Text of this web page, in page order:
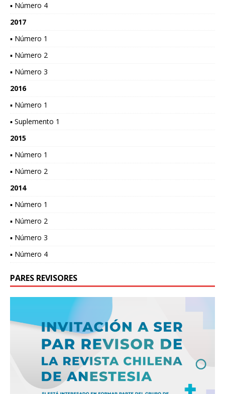
▪ Número 4
2017
▪ Número 1
▪ Número 2
▪ Número 3
2016
▪ Número 1
▪ Suplemento 1
2015
▪ Número 1
▪ Número 2
2014
▪ Número 1
▪ Número 2
▪ Número 3
▪ Número 4
PARES REVISORES